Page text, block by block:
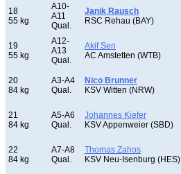
18
55 kg
A10-
A11
Qual.
Janik Rausch
RSC Rehau (BAY)
19
55 kg
A12-
A13
Qual.
Akif Sen
AC Amstetten (WTB)
20
84 kg
A3-A4
Qual.
Nico Brunner
KSV Witten (NRW)
21
84 kg
A5-A6
Qual.
Johannes Kiefer
KSV Appenweier (SBD)
22
84 kg
A7-A8
Qual.
Thomas Zahos
KSV Neu-Isenburg (HES)